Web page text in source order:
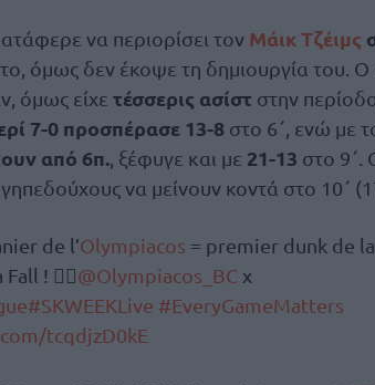
να περιορίσει τον Μάικ Τζέιμς
όμως δεν έκοψε τη δημιουργία του.
όμως είχε τέσσερις ασίστ στην
7-0 προσπέρασε 13-8 στο 6΄, ενώ με
από 6π. , ξέφυγε και με 21-13 στο 9΄.
να μείνουν κοντά στο 10΄
de l’Olympiacos = premier dunk de
! 😵‍💫@Olympiacos_BC x
#SKWEEKLive #EveryGameMatters
tcqdjzD0kE